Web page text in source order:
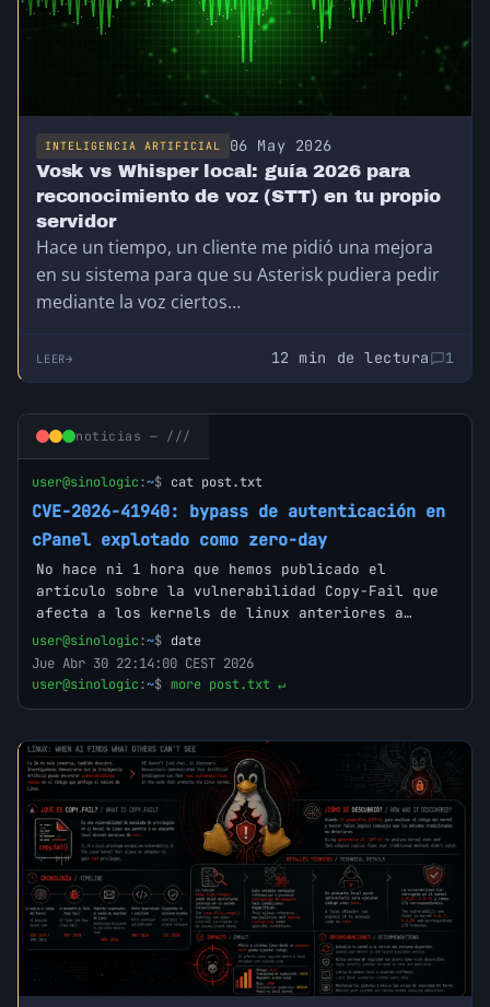
INTELIGENCIA ARTIFICIAL 06 May 2026
Vosk vs Whisper local: guía 2026 para
reconocimiento de voz (STT) en tu propio
servidor
Hace un tiempo, un cliente me pidió una mejora
en su sistema para que su Asterisk pudiera pedir
mediante la voz ciertos…
LEER 12 min de lectura 1
noticias — ///
user@sinologic:~$ cat post.txt
CVE-2026-41940: bypass de autenticación en
cPanel explotado como zero-day
No hace ni 1 hora que hemos publicado el
artículo sobre la vulnerabilidad Copy-Fail que
afecta a los kernels de linux anteriores a…
user@sinologic:~$ date
Jue Abr 30 22:14:00 CEST 2026
user@sinologic:~$ more post.txt ↵